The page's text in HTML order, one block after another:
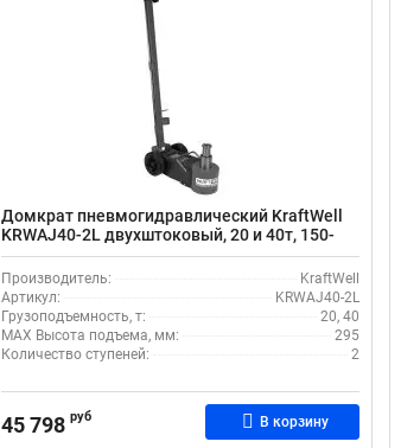
Домкрат пневмогидравлический KraftWell
KRWAJ40-2L двухштоковый, 20 и 40т, 150-
295 мм
Производитель:
KraftWell
Артикул:
KRWAJ40-2L
Грузоподъемность, т:
20, 40
MAX Высота подъема, мм:
295
Количество ступеней:
2
45 798 руб В корзину